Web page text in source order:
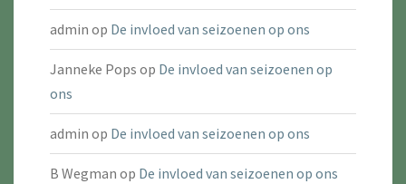
admin op De invloed van seizoenen op ons
Janneke Pops op De invloed van seizoenen op
ons
admin op De invloed van seizoenen op ons
B Wegman op De invloed van seizoenen op ons